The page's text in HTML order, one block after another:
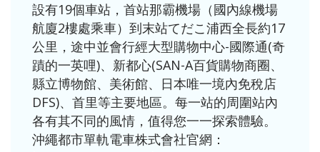
設有19個車站，首站那霸機場（國內線機場
航廈2樓處乘車）到末站てだこ浦西全長約17
公里，途中並會行經大型購物中心-國際通(奇
蹟的一英哩)、新都心(SAN-A百貨購物商圈、
縣立博物館、美術館、日本唯一境內免稅店
DFS)、首里等主要地區。每一站的周圍站內
各有其不同的風情，值得您一一探索體驗。
沖繩都市單軌電車株式會社官網：